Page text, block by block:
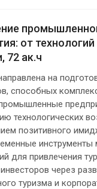
от технологий
72 ак.ч
на
способных
технологических
позитивного
инструменты
для привлечения
через
туризма и